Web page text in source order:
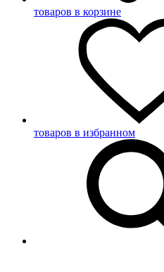
товаров в корзине
товаров в избранном